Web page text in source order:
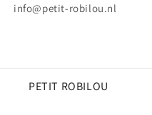
info@petit-robilou.nl
PETIT ROBILOU